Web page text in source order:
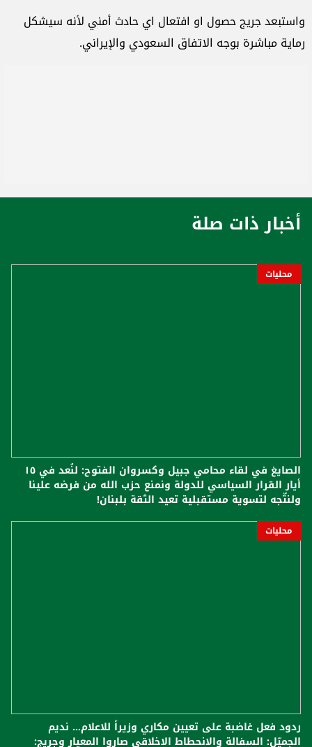
واستبعد جريج حصول او افتعال اي حادث أمني لأنه سيشكل
رماية مباشرة بوجه الاتفاق السعودي والإيراني.
أخبار ذات صلة
محليات
الصايغ في لقاء محامي جبيل وكسروان الفتوح: لنُعد في ١٥
أيار القرار السياسي للدولة ونمنع حزب الله من فرضه علينا
ولنتّجه لتسوية مستقبلية تعيد الثقة بلبنان!
محليات
ردود فعل غاضبة على تعيين مكاري وزيراً للاعلام... نديم
الجميّل: السفالة والانحطاط الاخلاقي صاروا المعيار وجريج: